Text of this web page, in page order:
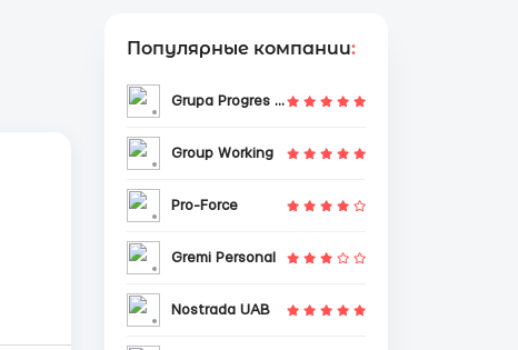
Популярные компании:
Grupa Progres Sp. z o.o.
Group Working
Pro-Force
Gremi Personal
Nostrada UAB